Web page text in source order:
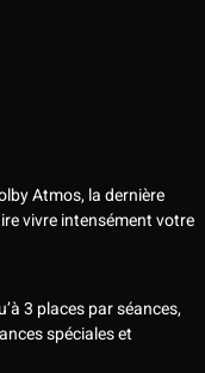
Atmos, la dernière
vivre intensément votre
3 places par séances,
spéciales et